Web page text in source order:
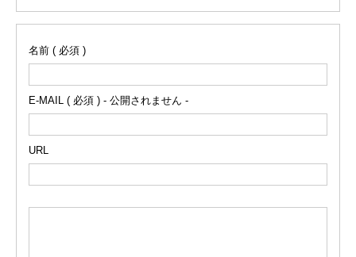
名前 ( 必須 )
E-MAIL ( 必須 ) - 公開されません -
URL